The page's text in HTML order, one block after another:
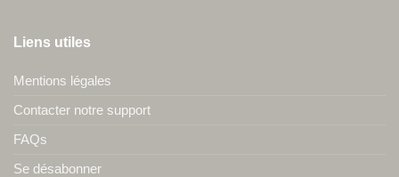
Liens utiles
Mentions légales
Contacter notre support
FAQs
Se désabonner